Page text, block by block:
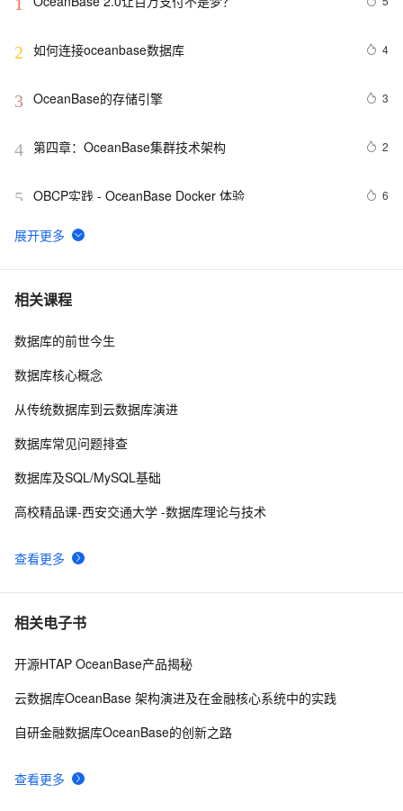
2 如何连接oceanbase数据库 4
3 OceanBase的存储引擎 3
4 第四章：OceanBase集群技术架构 2
5 OBCP实践 - OceanBase Docker 体验 6
6
在OceanBase数据库中，你可以通过以下几个途径来查
7 使用canal将MySQL数据库数据实时同步到oceanbase
8 十年磨一剑：从2009启动“去IOE”工程到2019年
10OceanBase有什么优势？
相关课程
查看更多
数据库的前世今生
数据库核心概念
从传统数据库到云数据库演进
数据库常见问题排查
数据库及SQL/MySQL基础
高校精品课-西安交通大学 -数据库理论与技术
相关电子书
查看更多
开源HTAP OceanBase产品揭秘
云数据库OceanBase 架构演进及在金融核心系统中的实践
自研金融数据库OceanBase的创新之路